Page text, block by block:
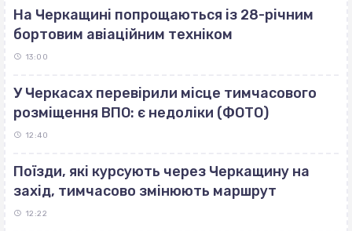
На Черкащині попрощаються із 28-річним
бортовим авіаційним техніком
13:00
У Черкасах перевірили місце тимчасового
розміщення ВПО: є недоліки (ФОТО)
12:40
Поїзди, які курсують через Черкащину на
захід, тимчасово змінюють маршрут
12:22